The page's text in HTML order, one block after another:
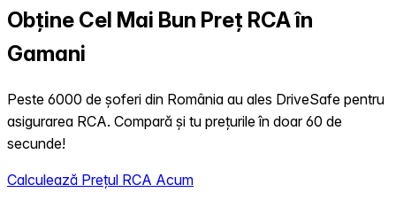
Obține Cel Mai Bun Preț RCA în
Gamani
Peste 6000 de șoferi din România au ales DriveSafe pentru
asigurarea RCA. Compară și tu prețurile în doar 60 de
secunde!
Calculează Prețul RCA Acum